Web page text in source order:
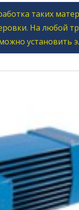
таких
На любой
установить